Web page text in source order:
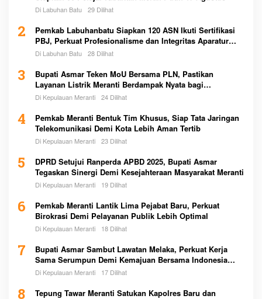
Di Labuhan Batu 29 Dilihat
2
Pemkab Labuhanbatu Siapkan 120 ASN Ikuti Sertifikasi
PBJ, Perkuat Profesionalisme dan Integritas Aparatur
Pemerintah
Di Labuhan Batu 28 Dilihat
3
Bupati Asmar Teken MoU Bersama PLN, Pastikan
Layanan Listrik Meranti Berdampak Nyata bagi
Masyarakat
Di Kepulauan Meranti 24 Dilihat
4
Pemkab Meranti Bentuk Tim Khusus, Siap Tata Jaringan
Telekomunikasi Demi Kota Lebih Aman Tertib
Di Kepulauan Meranti 23 Dilihat
5
DPRD Setujui Ranperda APBD 2025, Bupati Asmar
Tegaskan Sinergi Demi Kesejahteraan Masyarakat Meranti
Di Kepulauan Meranti 19 Dilihat
6
Pemkab Meranti Lantik Lima Pejabat Baru, Perkuat
Birokrasi Demi Pelayanan Publik Lebih Optimal
Di Kepulauan Meranti 18 Dilihat
7
Bupati Asmar Sambut Lawatan Melaka, Perkuat Kerja
Sama Serumpun Demi Kemajuan Bersama Indonesia
Malaysia
Di Kepulauan Meranti 17 Dilihat
Tepung Tawar Meranti Satukan Kapolres Baru dan